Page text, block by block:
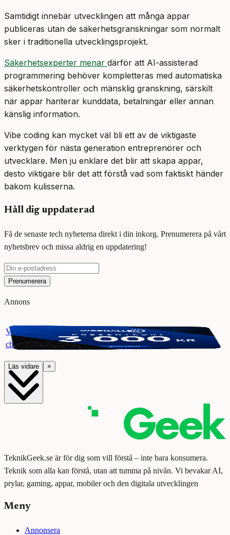
Samtidigt innebär utvecklingen att många appar
publiceras utan de säkerhetsgranskningar som normalt
sker i traditionella utvecklingsprojekt.
Säkerhetsexperter menar därför att AI-assisterad
programmering behöver kompletteras med automatiska
säkerhetskontroller och mänsklig granskning, särskilt
när appar hanterar kunddata, betalningar eller annan
känslig information.
Vibe coding kan mycket väl bli ett av de viktigaste
verktygen för nästa generation entreprenörer och
utvecklare. Men ju enklare det blir att skapa appar,
desto viktigare blir det att förstå vad som faktiskt händer
bakom kulisserna.
Håll dig uppdaterad
Få de senaste tech nyheterna direkt i din inkorg. Prenumerera på vårt
nyhetsbrev och missa aldrig en uppdatering!
Prenumerera
Annons
Vinn ett presentkort på Webhallen. Delta i vår giveaway för
chansen att vinna 3000 kr.
Läs vidare ×
TeknikGeek.se är för dig som vill förstå – inte bara konsumera.
Teknik som alla kan förstå, utan att tumma på nivån. Vi bevakar AI,
prylar, gaming, appar, mobiler och den digitala utvecklingen
Meny
Annonsera